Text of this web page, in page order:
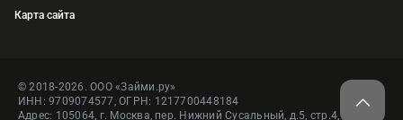
Карта сайта
© 2018-2026. ООО «Займи.ру»
ИНН: 9709074577, ОГРН: 1217700448184
Адрес: 105064, г. Москва, пер. Нижний Сусальный, д.5, стр.4, пом.1